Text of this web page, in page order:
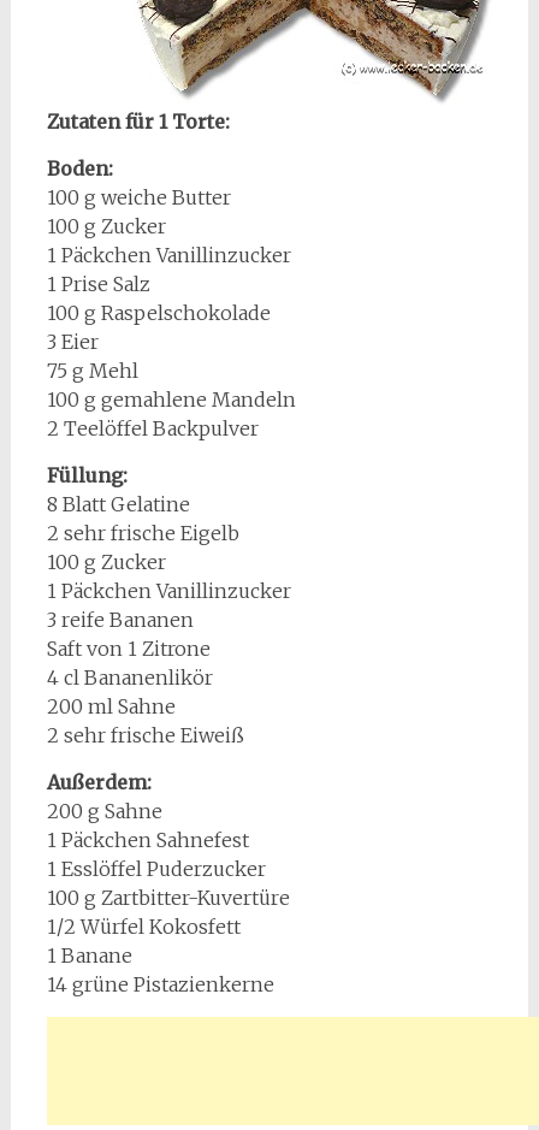
Zutaten für 1 Torte:
Boden:
100 g weiche Butter
100 g Zucker
1 Päckchen Vanillinzucker
1 Prise Salz
100 g Raspelschokolade
3 Eier
75 g Mehl
100 g gemahlene Mandeln
2 Teelöffel Backpulver
Füllung:
8 Blatt Gelatine
2 sehr frische Eigelb
100 g Zucker
1 Päckchen Vanillinzucker
3 reife Bananen
Saft von 1 Zitrone
4 cl Bananenlikör
200 ml Sahne
2 sehr frische Eiweiß
Außerdem:
200 g Sahne
1 Päckchen Sahnefest
1 Esslöffel Puderzucker
100 g Zartbitter-Kuvertüre
1/2 Würfel Kokosfett
1 Banane
14 grüne Pistazienkerne